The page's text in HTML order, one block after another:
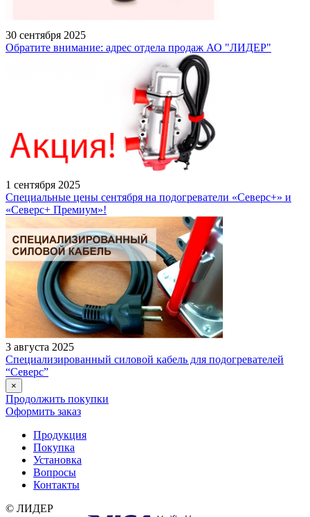
30 сентября 2025
Обратите внимание: адрес отдела продаж АО "ЛИДЕР"
1 сентября 2025
Специальные цены сентября на подогреватели «Северс+» и
«Северс+ Премиум»!
3 августа 2025
Специализированный силовой кабель для подогревателей
“Северс”
×
Продолжить покупки
Оформить заказ
Продукция
Покупка
Установка
Вопросы
Контакты
© ЛИДЕР